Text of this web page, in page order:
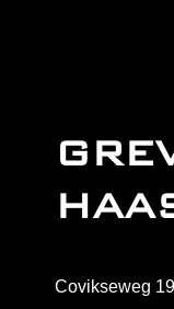
Covikseweg